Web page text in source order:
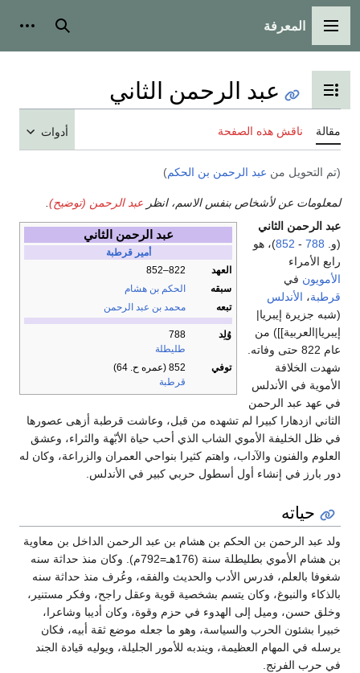
القائمة الرئيسية
المعرفة بحث
تبديل عرض جدول المحتويات
عبد الرحمن الثاني
مقالة ناقش هذه الصفحة أدوات
(تم التحويل من عبد الرحمن بن الحكم)
لمعلومات عن لأشخاص بنفس الاسم، انظر عبد الرحمن (توضيح)
عبد الرحمن الثاني
أمير قرطبة
العهد
822–852
سبقه
الحكم بن هشام
تبعه
محمد بن عبد الرحمن
وُلِد
788
طليطلة
توفي
852 (عمره ح. 64)
قرطبة
عبد الرحمن الثاني
(و. 788
-
852)، هو
رابع الأمراء
الأمويون في
قرطبة، الأندلس
(شبه جزيرة إيبريا|
إيبريا|العربية]]) من
عام 822 حتى وفاته.
شهدت الخلافة
الأموية في الأندلس
في عهد عبد الرحمن
الثاني ازدهارا كبيرا لم تشهده من قبل، وعاشت قرطبة أزهى عصورها
في ظل الخليفة الأموي الشاب الذي أحب حياة الأبّهة والثراء، وعشق
العلوم والفنون والآداب، واهتم كثيرا بنواحي العمران والزراعة، وكان له
دور بارز في إنشاء أول أسطول حربي كبير في الأندلس.
حياته
ولد عبد الرحمن بن الحكم بن هشام بن عبد الرحمن الداخل بن معاوية
بن هشام الأموي بطليطلة سنة (176هـ=792م). وكان منذ حداثة سنه
شغوفا بالعلم، فدرس الأدب والحديث والفقه، وعُرف منذ حداثة سنه
بالذكاء والنبوغ، وكان يتسم بشخصية قوية وعقل راجح، وفكر مستنير،
وخلق حسن، وميل إلى الهدوء في حزم وقوة، وكان أديبا وشاعرا،
خبيرا بشئون الحرب والسياسة، وهو ما جعله موضع ثقة أبيه، فكان
يرسله في المهام العظيمة، ويندبه للأمور الجليلة، ويوليه قيادة الجند
في حرب الفرنج.